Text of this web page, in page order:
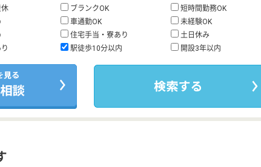
休 ブランクOK
短時間勤務OK
車通勤OK
未経験OK
住宅手当・寮あり
土日休み
駅徒歩10分以内 開設3年以内